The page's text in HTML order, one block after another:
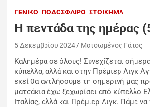
ΓΕΝΙΚΌ ΠΟΔΌΣΦΑΙΡΟ ΣΤΟΊΧΗΜΑ
H πεντάδα της ημέρας
5 Δεκεμβρίου 2024 Ματσωμένος Γάτος
Καλημέρα σε όλους! Συνεχίζεται
κύπελλα, αλλά και στην Πρέμιερ Λιγκ
εκεί θα αντλήσουμε τη σημερινή μας
ματσάκια έχω ξεχωρίσει από κύπελλο
Ιταλίας, αλλά και Πρέμιερ Λιγκ. Πάμε